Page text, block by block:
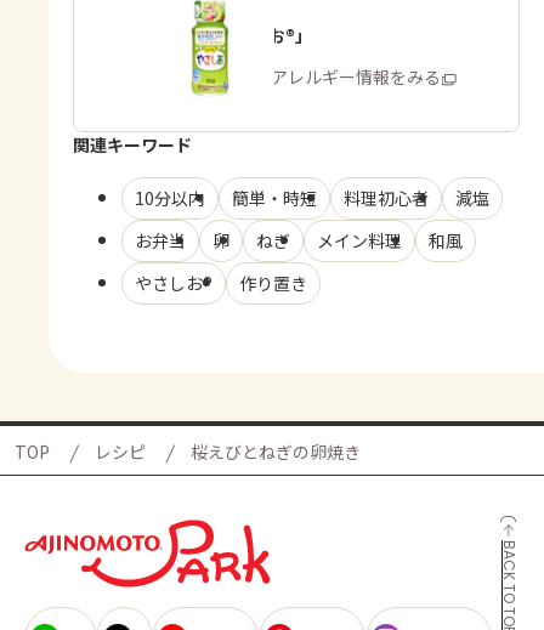
「やさしお®」
商品・アレルギー情報をみる
関連キーワード
10分以内 簡単・時短 料理初心者
減塩
お弁当
卵 ねぎ メイン料理
和風
やさしお®
作り置き
TOP レシピ 桜えびとねぎの卵焼き
BACK TO TOP